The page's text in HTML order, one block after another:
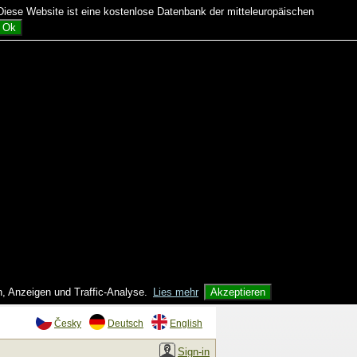
Website ist eine kostenlose Datenbank der mitteleuropäischen
Ok
Anzeigen und Traffic-Analyse. Lies mehr Akzeptieren
Česky Deutsch English
Sign-in